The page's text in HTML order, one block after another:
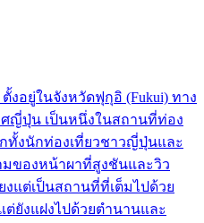
งอยู่ในจังหวัดฟุกุอิ (Fukui) ทาง
ญี่ปุ่น เป็นหนึ่งในสถานที่ท่อง
ทั้งนักท่องเที่ยวชาวญี่ปุ่นและ
ของหน้าผาที่สูงชันและวิว
แต่เป็นสถานที่ที่เต็มไปด้วย
ยังแฝงไปด้วยตำนานและ